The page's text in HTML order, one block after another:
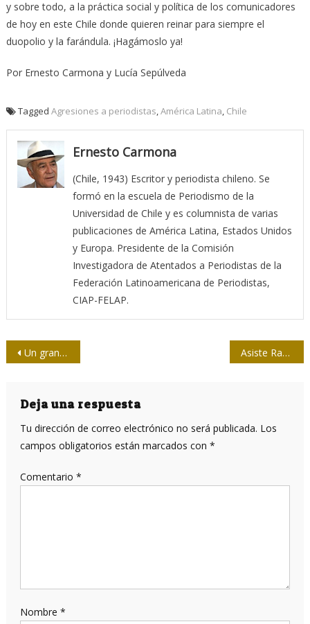
y sobre todo, a la práctica social y política de los comunicadores
de hoy en este Chile donde quieren reinar para siempre el
duopolio y la farándula. ¡Hagámoslo ya!
Por Ernesto Carmona y Lucía Sepúlveda
Tagged Agresiones a periodistas,América Latina, Chile
Ernesto Carmona
(Chile, 1943) Escritor y periodista chileno. Se
formó en la escuela de Periodismo de la
Universidad de Chile y es columnista de varias
publicaciones de América Latina, Estados Unidos
y Europa. Presidente de la Comisión
Investigadora de Atentados a Periodistas de la
Federación Latinoamericana de Periodistas,
CIAP-FELAP.
Navegación
entradas
Un gran revolucionario cubano Asiste Raúl a Cumbre de CARICOM-Cuba, en Antigua y Barbuda
Deja una respuesta
Tu dirección de correo electrónico no será publicada. Los
campos obligatorios están marcados con *
Comentario *
Nombre *